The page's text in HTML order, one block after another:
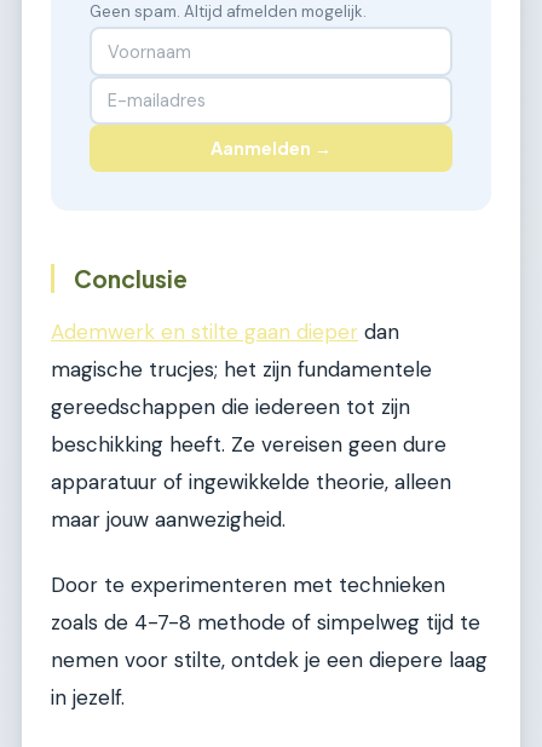
Geen spam. Altijd afmelden mogelijk.
Aanmelden →
Conclusie
Ademwerk en stilte gaan dieper dan
magische trucjes; het zijn fundamentele
gereedschappen die iedereen tot zijn
beschikking heeft. Ze vereisen geen dure
apparatuur of ingewikkelde theorie, alleen
maar jouw aanwezigheid.
Door te experimenteren met technieken
zoals de 4-7-8 methode of simpelweg tijd te
nemen voor stilte, ontdek je een diepere laag
in jezelf.